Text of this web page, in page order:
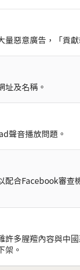
量惡意廣告，「貢
址及名稱。
聲音播放問題。
配合Facebook審查
許多腥羶內容與中
架。